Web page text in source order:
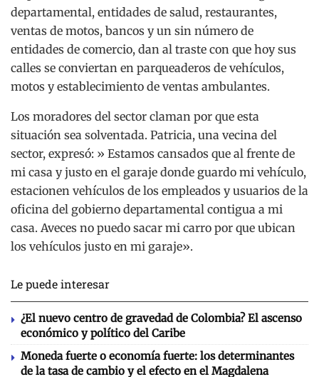
departamental, entidades de salud, restaurantes,
ventas de motos, bancos y un sin número de
entidades de comercio, dan al traste con que hoy sus
calles se conviertan en parqueaderos de vehículos,
motos y establecimiento de ventas ambulantes.
Los moradores del sector claman por que esta
situación sea solventada. Patricia, una vecina del
sector, expresó: » Estamos cansados que al frente de
mi casa y justo en el garaje donde guardo mi vehículo,
estacionen vehículos de los empleados y usuarios de la
oficina del gobierno departamental contigua a mi
casa. Aveces no puedo sacar mi carro por que ubican
los vehículos justo en mi garaje».
Le puede interesar
¿El nuevo centro de gravedad de Colombia? El ascenso
económico y político del Caribe
Moneda fuerte o economía fuerte: los determinantes
de la tasa de cambio y el efecto en el Magdalena